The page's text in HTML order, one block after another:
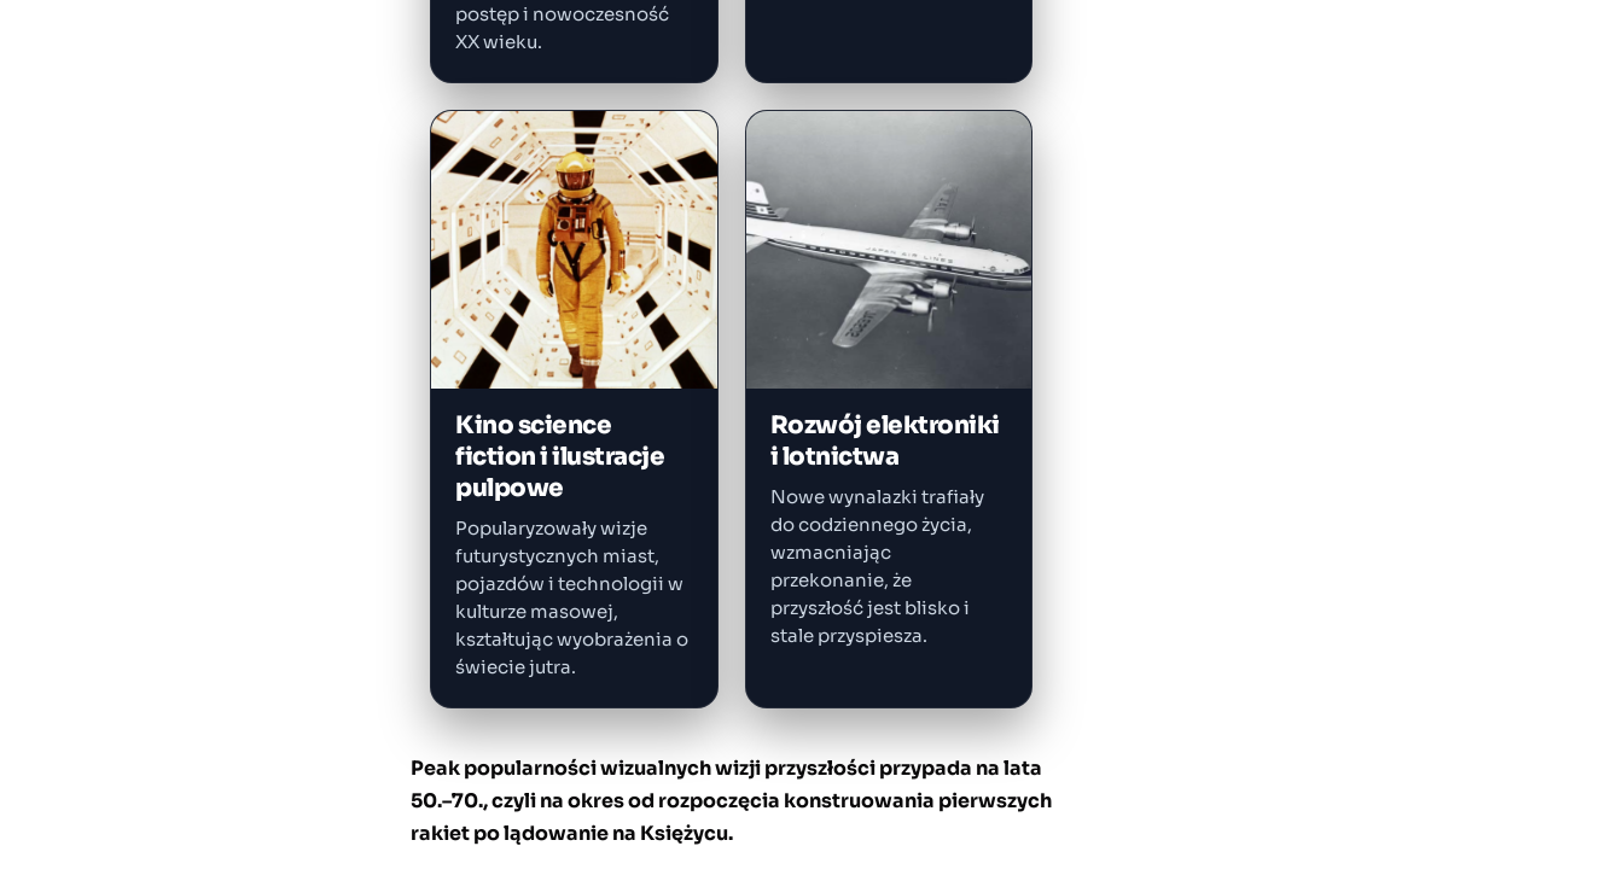
postęp i nowoczesność
XX wieku.
Kino science
fiction i ilustracje
pulpowe
Popularyzowały wizje
futurystycznych miast,
pojazdów i technologii w
kulturze masowej,
kształtując wyobrażenia o
świecie jutra.
Rozwój elektroniki
i lotnictwa
Nowe wynalazki trafiały
do codziennego życia,
wzmacniając
przekonanie, że
przyszłość jest blisko i
stale przyspiesza.
Peak popularności wizualnych wizji przyszłości przypada na lata
50.–70., czyli na okres od rozpoczęcia konstruowania pierwszych
rakiet po lądowanie na Księżycu.